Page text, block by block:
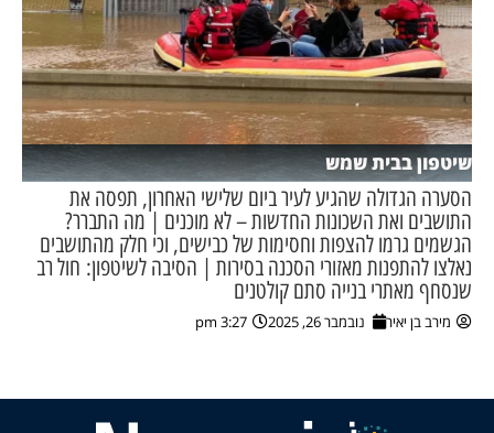
שיטפון בבית שמש
הסערה הגדולה שהגיע לעיר ביום שלישי האחרון, תפסה את
התושבים ואת השכונות החדשות – לא מוכנים | מה התברר?
הגשמים גרמו להצפות וחסימות של כבישים, וכי חלק מהתושבים
נאלצו להתפנות מאזורי הסכנה בסירות | הסיבה לשיטפון: חול רב
שנסחף מאתרי בנייה סתם קולטנים
מירב בן יאיר נובמבר 26, 2025 3:27 pm